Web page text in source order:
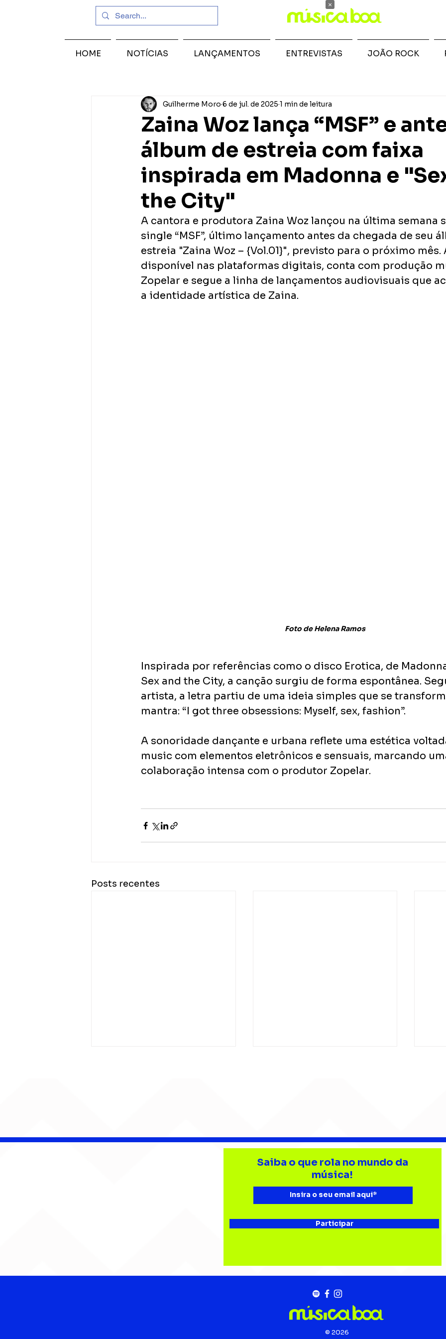
Zaina Woz lança “MSF” e
álbum de estreia com faixa
inspirada em Madonna e
the City"
Guilherme Moro 6 de jul. de 2025 1 min de leitura
A cantora e produtora Zaina Woz lançou na última semana
single “MSF”, último lançamento antes da chegada de seu
estreia "Zaina Woz – {Vol.01}", previsto para o próximo mês.
disponível nas plataformas digitais, conta com produção
Zopelar e segue a linha de lançamentos audiovisuais que
a identidade artística de Zaina.
Foto de Helena Ramos
Inspirada por referências como o disco Erotica, de
Sex and the City, a canção surgiu de forma espontânea.
artista, a letra partiu de uma ideia simples que se
mantra: “I got three obsessions: Myself, sex, fashion”.
A sonoridade dançante e urbana reflete uma estética
music com elementos eletrônicos e sensuais, marcando
colaboração intensa com o produtor Zopelar.
Posts recentes
AUMENTA O SOM!
Gui Isnard conduz o ZERØ
entre memória e
reinvenção em “Labirinto
HOME NOTÍCIAS LANÇAMENTOS ENTREVISTAS JOÃO ROCK
Saiba o que rola no mundo da
música!
Participar
© 2026
×